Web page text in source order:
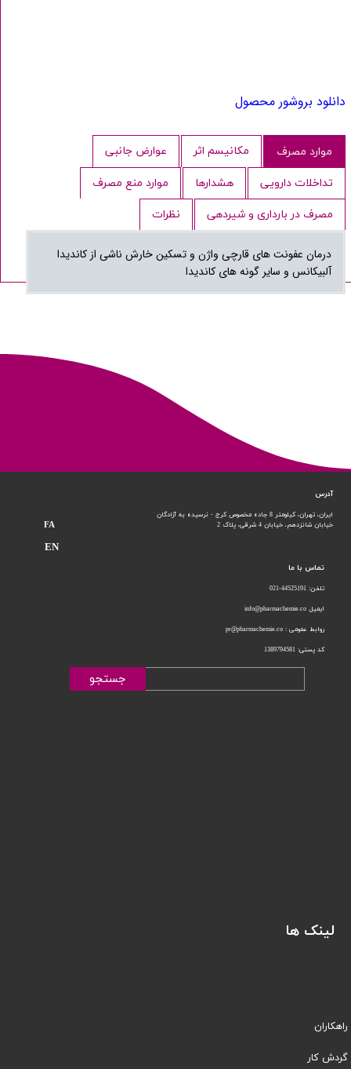
دانلود بروشور محصول
موارد مصرف مکانیسم اثر عوارض جانبی
تداخلات دارویی هشدارها موارد منع مصرف
مصرف در بارداری و شیردهی نظرات
درمان عفونت های قارچی واژن و تسکین خارش ناشی از کاندیدا
آلبیکانس و سایر گونه های کاندیدا
تماس با ما
تلفن: 44525191-021
ایمیل info@pharmachemie.co
روابط عمومی : pr@pharmachemie.co
کد پستی: 1389794581
آدرس
ایران، تهران، کیلومتر 8 جاده مخصوص کرج - نرسیده به آزادگان
خیابان شانزدهم، خیابان 4 شرقی، پلاک 2
جستجو
لینک ها
راهکاران
​​گردش کار
FA